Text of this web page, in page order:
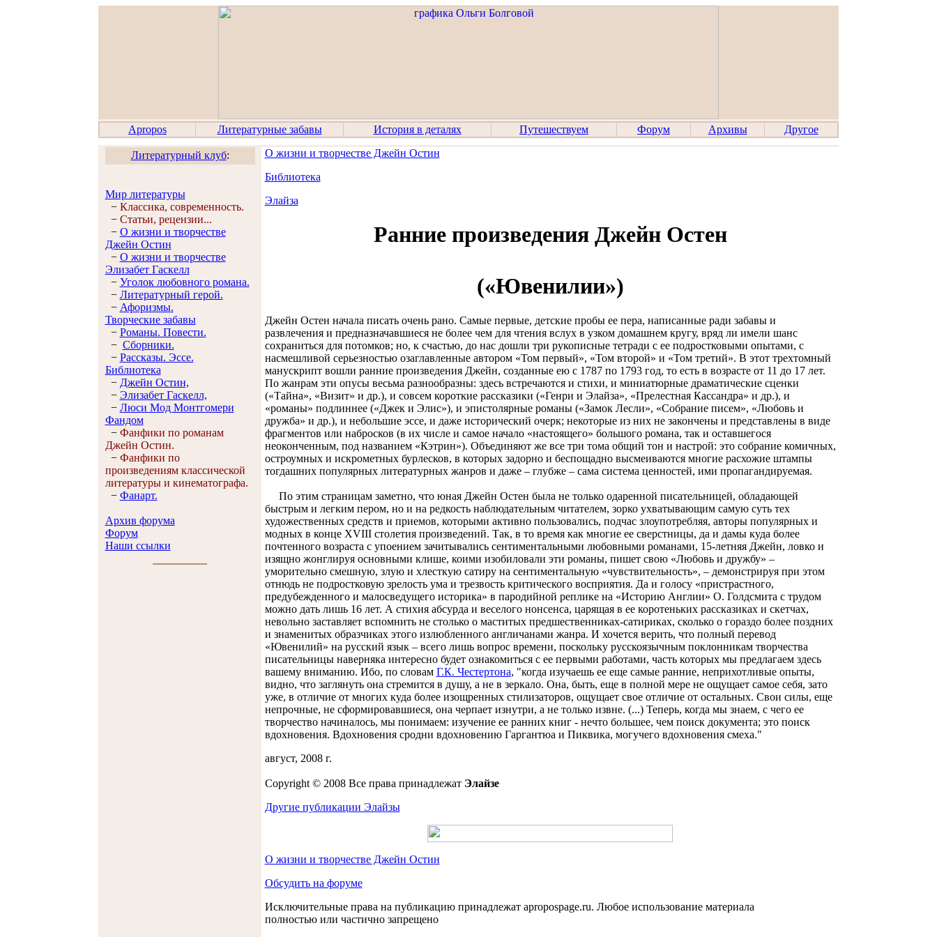
Apropos Литературные забавы История в деталях Путешествуем Форум Архивы Другое
Литературный клуб:
Мир литературы
− Классика, современность.
− Статьи, рецензии...
− О жизни и творчестве
Джейн Остин
− О жизни и творчестве
Элизабет Гaскелл
− Уголок любовного романа.
− Литературный герой.
− Афоризмы.
Творческие забавы
− Романы. Повести.
− Сборники.
− Рассказы. Эссe.
Библиотека
− Джейн Остин,
− Элизабет Гaскелл,
− Люси Мод Монтгомери
Фандом
− Фанфики по романам
Джейн Остин.
− Фанфики по
произведениям классической
литературы и кинематографа.
− Фанарт.
Архив форума
Форум
Наши ссылки
О жизни и творчестве Джейн Остин
Библиотека
Элайза
Ранние произведения Джейн Остен
(«Ювенилии»)
Джейн Остен начала писать очень рано. Самые первые, детские пробы ее пера, написанные ради забавы и
развлечения и предназначавшиеся не более чем для чтения вслух в узком домашнем кругу, вряд ли имели шанс
сохраниться для потомков; но, к счастью, до нас дошли три рукописные тетради с ее подростковыми опытами, с
насмешливой серьезностью озаглавленные автором «Том первый», «Том второй» и «Том третий». В этот трехтомный
манускрипт вошли ранние произведения Джейн, созданные ею с 1787 по 1793 год, то есть в возрасте от 11 до 17 лет.
По жанрам эти опусы весьма разнообразны: здесь встречаются и стихи, и миниатюрные драматические сценки
(«Тайна», «Визит» и др.), и совсем короткие рассказики («Генри и Элайза», «Прелестная Кассандра» и др.), и
«романы» подлиннее («Джек и Элис»), и эпистолярные романы («Замок Лесли», «Собрание писем», «Любовь и
дружба» и др.), и небольшие эссе, и даже исторический очерк; некоторые из них не закончены и представлены в виде
фрагментов или набросков (в их числе и самое начало «настоящего» большого романа, так и оставшегося
неоконченным, под названием «Кэтрин»). Объединяют же все три тома общий тон и настрой: это собрание комичных,
остроумных и искрометных бурлесков, в которых задорно и беспощадно высмеиваются многие расхожие штампы
тогдашних популярных литературных жанров и даже – глубже – сама система ценностей, ими пропагандируемая.
По этим страницам заметно, что юная Джейн Остен была не только одаренной писательницей, обладающей
быстрым и легким пером, но и на редкость наблюдательным читателем, зорко ухватывающим самую суть тех
художественных средств и приемов, которыми активно пользовались, подчас злоупотребляя, авторы популярных и
модных в конце XVIII столетия произведений. Так, в то время как многие ее сверстницы, да и дамы куда более
почтенного возраста с упоением зачитывались сентиментальными любовными романами, 15-летняя Джейн, ловко и
изящно жонглируя основными клише, коими изобиловали эти романы, пишет свою «Любовь и дружбу» –
уморительно смешную, злую и хлесткую сатиру на сентиментальную «чувствительность», – демонстрируя при этом
отнюдь не подростковую зрелость ума и трезвость критического восприятия. Да и голосу «пристрастного,
предубежденного и малосведущего историка» в пародийной реплике на «Историю Англии» О. Голдсмита с трудом
можно дать лишь 16 лет. А стихия абсурда и веселого нонсенса, царящая в ее коротеньких рассказиках и скетчах,
невольно заставляет вспомнить не столько о маститых предшественниках-сатириках, сколько о гораздо более поздних
и знаменитых образчиках этого излюбленного англичанами жанра. И хочется верить, что полный перевод
«Ювенилий» на русский язык – всего лишь вопрос времени, поскольку русскоязычным поклонникам творчества
писательницы наверняка интересно будет ознакомиться с ее первыми работами, часть которых мы предлагаем здесь
вашему вниманию. Ибо, по словам Г.К. Честертона, "когда изучаешь ее еще самые ранние, неприхотливые опыты,
видно, что заглянуть она стремится в душу, а не в зеркало. Она, быть, еще в полной мере не ощущает самое себя, зато
уже, в отличие от многих куда более изощренных стилизаторов, ощущает свое отличие от остальных. Свои силы, еще
непрочные, не сформировавшиеся, она черпает изнутри, а не только извне. (...) Теперь, когда мы знаем, с чего ее
творчество начиналось, мы понимаем: изучение ее ранних книг - нечто большее, чем поиск документа; это поиск
вдохновения. Вдохновения сродни вдохновению Гаргантюа и Пиквика, могучего вдохновения смеха."
август, 2008 г.
Copyright © 2008 Все права принадлежат Элайзe
Другие публикации Элайзы
О жизни и творчестве Джейн Остин
Обсудить на форуме
Исключительные права на публикацию принадлежат apropospage.ru. Любое использование материала
полностью или частично запрещено